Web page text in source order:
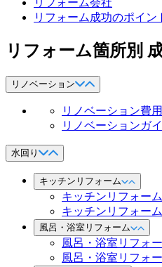
リフォーム成功のポイン
リフォーム箇所別
リノベーション
リノベーション費
リノベーションガ
水回り
キッチンリフォーム
キッチンリフォー
キッチンリフォー
風呂・浴室リフォーム
風呂・浴室リフォ
風呂・浴室リフォ